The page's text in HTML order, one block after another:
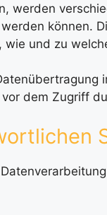
werden
können.
und zu
dem Zugriff